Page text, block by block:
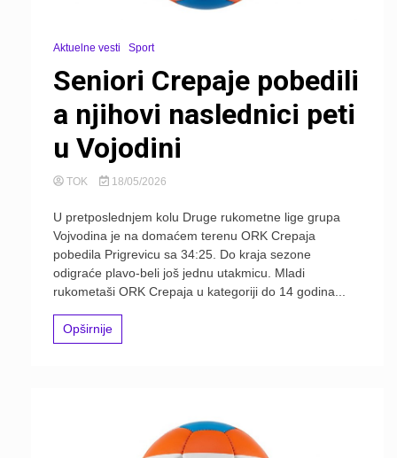
Aktuelne vesti Sport
Seniori Crepaje pobedili
a njihovi naslednici peti
u Vojodini
TOK 18/05/2026
U pretposlednjem kolu Druge rukometne lige grupa
Vojvodina je na domaćem terenu ORK Crepaja
pobedila Prigrevicu sa 34:25. Do kraja sezone
odigraće plavo-beli još jednu utakmicu. Mladi
rukometaši ORK Crepaja u kategoriji do 14 godina...
Opširnije